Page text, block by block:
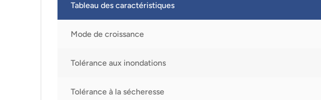
Tableau des caractéristiques
Mode de croissance
Tolérance aux inondations
Tolérance à la sécheresse